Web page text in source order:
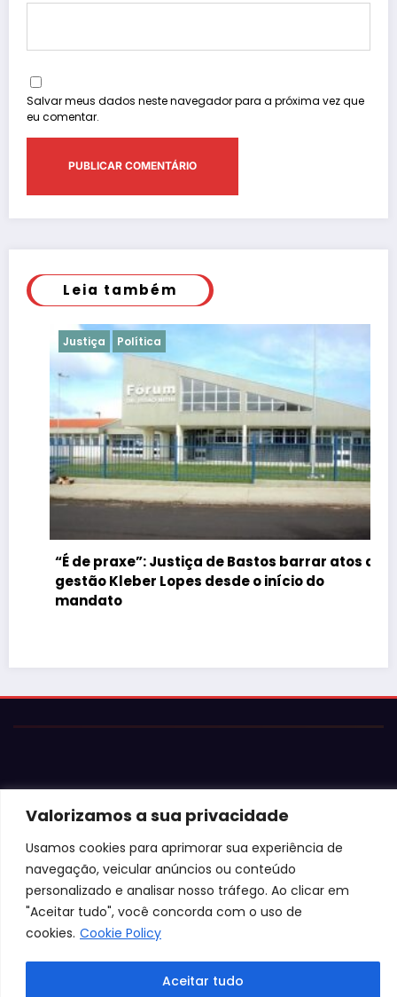
Valorizamos a sua privacidade
Usamos cookies para aprimorar sua experiência de
navegação, veicular anúncios ou conteúdo
personalizado e analisar nosso tráfego. Ao clicar em
"Aceitar tudo", você concorda com o uso de
cookies. Cookie Policy
Aceitar tudo
Salvar meus dados neste navegador para a próxima vez que
eu comentar.
Leia também
Justiça Política
“É de praxe”: Justiça de Bastos barrar atos da
gestão Kleber Lopes desde o início do
mandato
© 2026 Jota Neves. Todos os direitos reservados.
Conteúdo protegido por lei. A cópia ou reprodução sem
autorização expressa está sujeita às penalidades
legais.